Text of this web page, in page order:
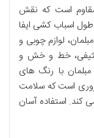
است که نقش
اسباب کشی ایفا
مبلمان، لوازم چوبی و
،خط و خش و
مبلمان با رنگ های
است که سلامت
کند. استفاده آسان